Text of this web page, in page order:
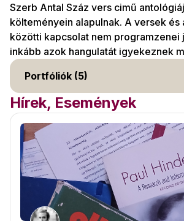
Szerb Antal Száz vers cimű
költeményein alapulnak. A versek és
közötti kapcsolat nem programzenei
inkább azok hangulatát igyekeznek
Portfóliók (5)
Hírek, Események